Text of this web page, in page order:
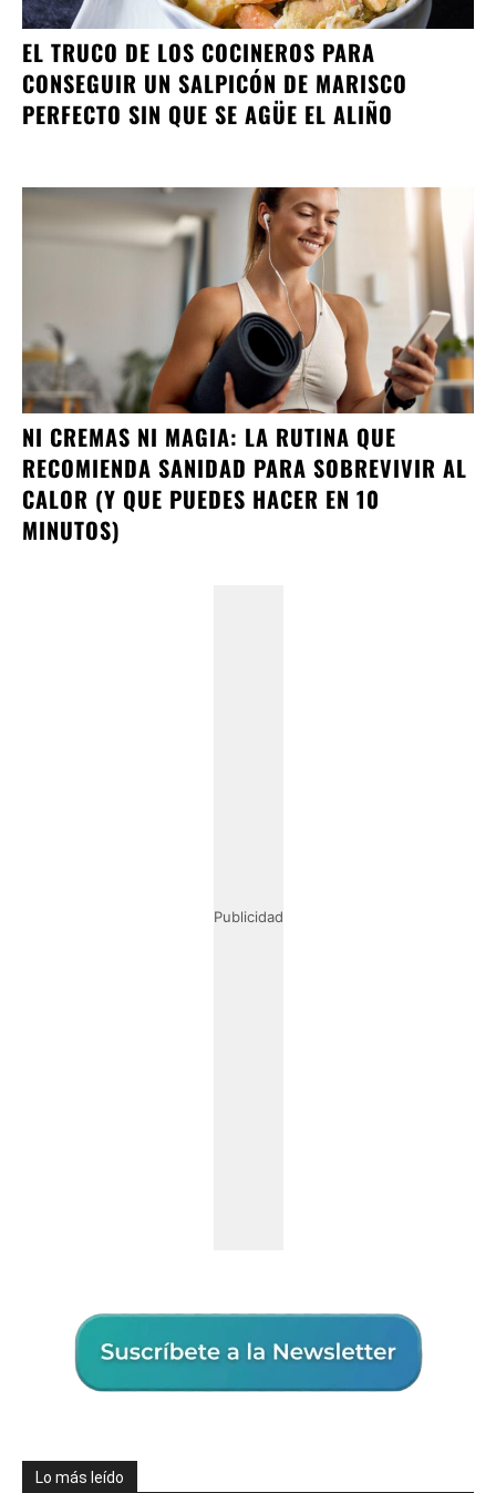
EL TRUCO DE LOS COCINEROS PARA
CONSEGUIR UN SALPICÓN DE MARISCO
PERFECTO SIN QUE SE AGÜE EL ALIÑO
NI CREMAS NI MAGIA: LA RUTINA QUE
RECOMIENDA SANIDAD PARA SOBREVIVIR AL
CALOR (Y QUE PUEDES HACER EN 10
MINUTOS)
Publicidad
Lo más leído